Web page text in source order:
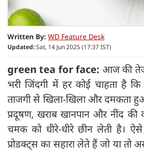
Written By: WD Feature Desk
Updated:Sat, 14 Jun 2025 (17:37 IST)
green tea for face: आज की
भरी जिंदगी में हर कोई चाहता है
ताजगी से खिला-खिला और दमकता
प्रदूषण, खराब खानपान और नींद की
चमक को धीरे-धीरे छीन लेती है।
प्रोडक्ट्स का सहारा लेते हैं जो या तो